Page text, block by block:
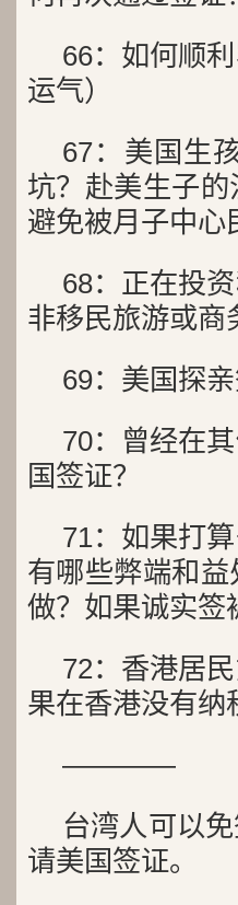
66：如何顺
运气）
67：美国生
坑？赴美生子
避免被月子中心
68：正在投
非移民旅游或商
69：美国探
70：曾经在
国签证？
71：如果打
有哪些弊端和
做？如果诚实签
72：香港居
果在香港没有纳
————
台湾人可以
请美国签证。